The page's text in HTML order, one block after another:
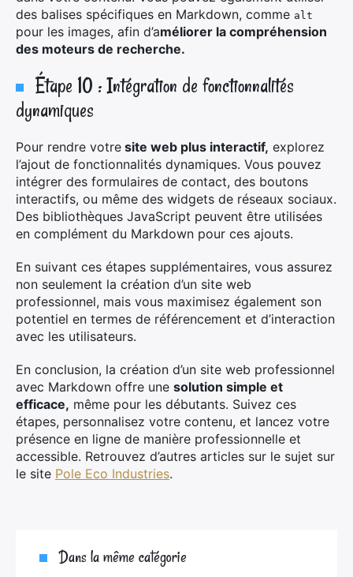
des balises spécifiques en Markdown, comme alt
pour les images, afin d’améliorer la compréhension
des moteurs de recherche.
Étape 10 : Intégration de fonctionnalités
dynamiques
Pour rendre votre site web plus interactif, explorez
l’ajout de fonctionnalités dynamiques. Vous pouvez
intégrer des formulaires de contact, des boutons
interactifs, ou même des widgets de réseaux sociaux.
Des bibliothèques JavaScript peuvent être utilisées
en complément du Markdown pour ces ajouts.
En suivant ces étapes supplémentaires, vous assurez
non seulement la création d’un site web
professionnel, mais vous maximisez également son
potentiel en termes de référencement et d’interaction
avec les utilisateurs.
En conclusion, la création d’un site web professionnel
avec Markdown offre une solution simple et
efficace, même pour les débutants. Suivez ces
étapes, personnalisez votre contenu, et lancez votre
présence en ligne de manière professionnelle et
accessible. Retrouvez d’autres articles sur le sujet sur
le site Pole Eco Industries.​​​​​​
Dans la même catégorie